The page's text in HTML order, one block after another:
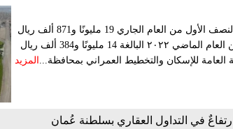
سجلت قيمة التداول العقاري في محافظة البريمي في النصف الأول من العام الجاري 19 مليونًا و871 ألف ريال
عُماني، بارتفاع نسبته ٣٨ بالمائة مقارنة بالفترة نفسها من العام الماضي ٢٠٢٢ البالغة 14 مليونًا و384 ألف ريال
العامة للإسكان والتخطيط العمراني بمحافظة... المزيد